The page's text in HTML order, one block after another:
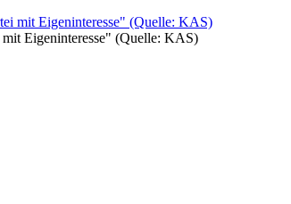
Eigeninteresse" (Quelle: KAS)